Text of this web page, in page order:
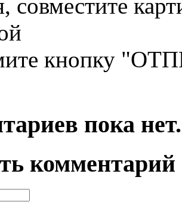
совместите
кнопку
пока
комментарий